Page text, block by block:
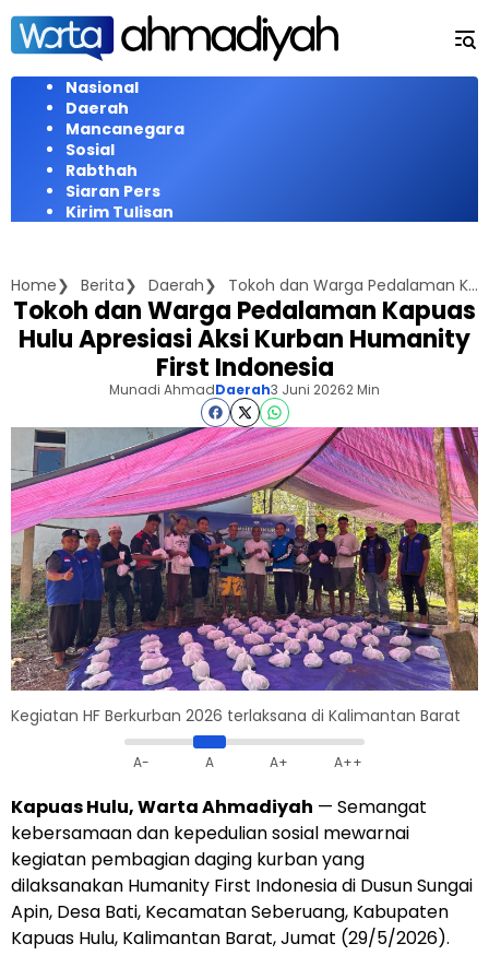
Langsung
konten
Nasional
Daerah
Mancanegara
Sosial
Rabthah
Siaran Pers
Kirim Tulisan
Home Berita Daerah Tokoh dan Warga Pedalaman Kapuas Hulu Apresiasi Aksi Kurban Humanity First Indonesia
Tokoh dan Warga Pedalaman Kapuas
Hulu Apresiasi Aksi Kurban Humanity
First Indonesia
Munadi AhmadDaerah3 Juni 20262 Min
Kegiatan HF Berkurban 2026 terlaksana di Kalimantan Barat
A- A A+ A++
Kapuas Hulu, Warta Ahmadiyah — Semangat
kebersamaan dan kepedulian sosial mewarnai
kegiatan pembagian daging kurban yang
dilaksanakan Humanity First Indonesia di Dusun Sungai
Apin, Desa Bati, Kecamatan Seberuang, Kabupaten
Kapuas Hulu, Kalimantan Barat, Jumat (29/5/2026).